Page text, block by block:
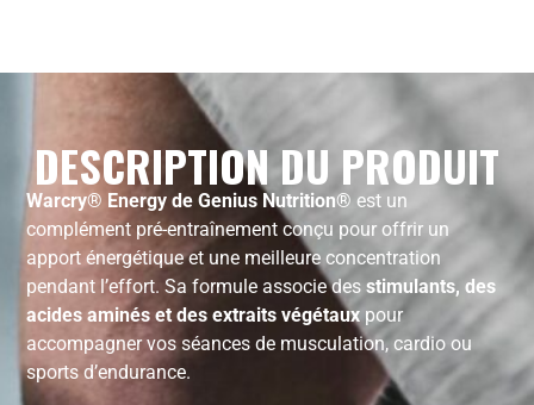
DESCRIPTION DU PRODUIT
Warcry® Energy de Genius Nutrition® est un
complément pré-entraînement conçu pour offrir un
apport énergétique et une meilleure concentration
pendant l’effort. Sa formule associe desstimulants, des
acides aminés et des extraits végétaux pour
accompagner vos séances de musculation, cardio ou
sports d’endurance.